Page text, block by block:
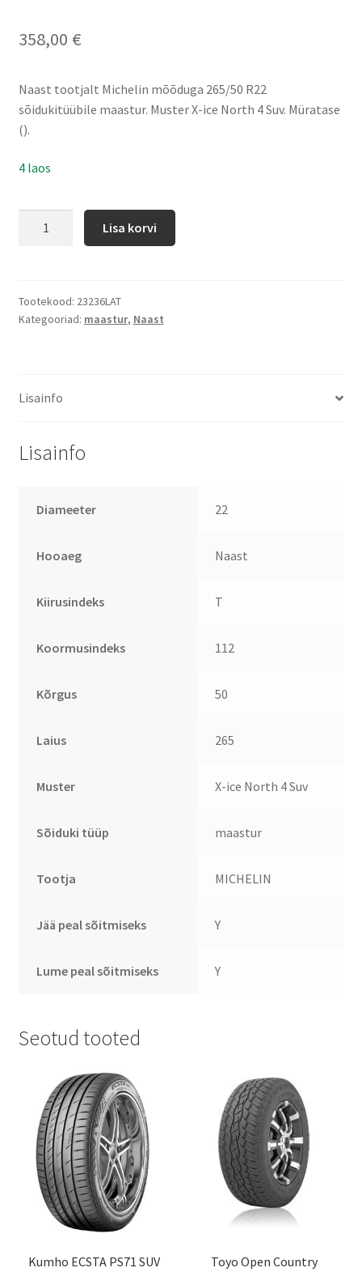
358,00 €
Naast tootjalt Michelin mõõduga 265/50 R22
sõidukitüübile maastur. Muster X-ice North 4 Suv. Müratase
().
4 laos
Lisa korvi
Tootekood: 23236LAT
Kategooriad: maastur, Naast
Lisainfo
Lisainfo
Diameeter 22
Hooaeg Naast
Kiirusindeks T
Koormusindeks 112
Kõrgus 50
Laius 265
Muster X-ice North 4 Suv
Sõiduki tüüp maastur
Tootja MICHELIN
Jää peal sõitmiseks Y
Lume peal sõitmiseks Y
Seotud tooted
Kumho ECSTA PS71 SUV
Toyo Open Country